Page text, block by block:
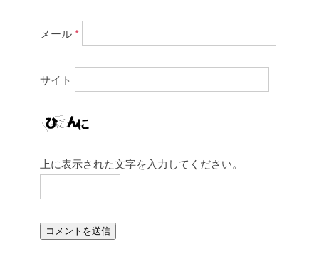
メール *
サイト
上に表示された文字を入力してください。